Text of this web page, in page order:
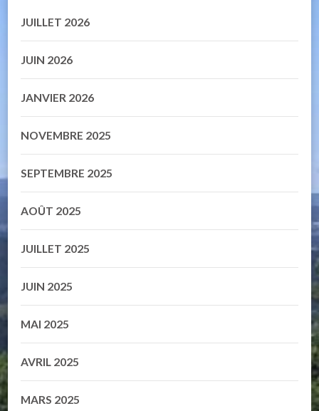
JUILLET 2026
JUIN 2026
JANVIER 2026
NOVEMBRE 2025
SEPTEMBRE 2025
AOÛT 2025
JUILLET 2025
JUIN 2025
MAI 2025
AVRIL 2025
MARS 2025